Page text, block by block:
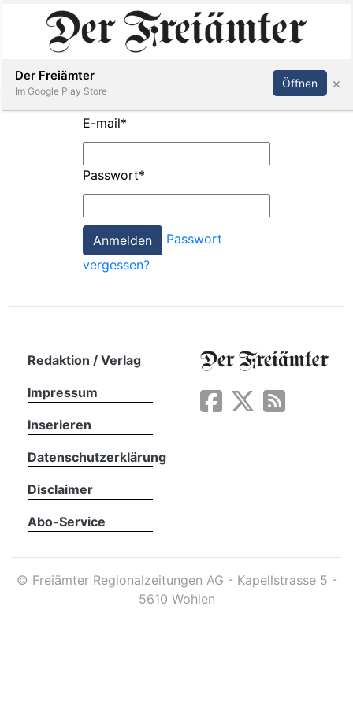
Paper
App
Inserieren Abonnieren Anmelden
E-mail*
Passwort*
Passwort
vergessen?
Redaktion / Verlag
Impressum
Inserieren
Datenschutzerklärung
Disclaimer
Abo-Service
© Freiämter Regionalzeitungen AG - Kapellstrasse 5 -
5610 Wohlen
Der Freiämter
Im Google Play Store
Öffnen ×